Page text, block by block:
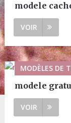
modele
VOIR
MODÈLES DE
modele
VOIR